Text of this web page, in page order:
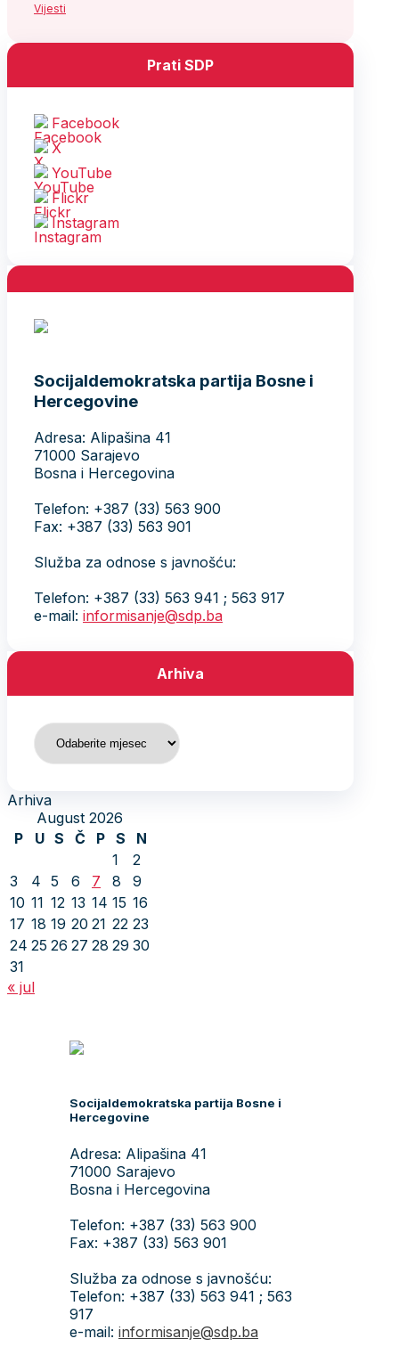
Vijesti
Prati SDP
Facebook
X
YouTube
Flickr
Instagram
Socijaldemokratska partija Bosne i
Hercegovine
Adresa: Alipašina 41
71000 Sarajevo
Bosna i Hercegovina
Telefon: +387 (33) 563 900
Fax: +387 (33) 563 901
Služba za odnose s javnošću:
Telefon: +387 (33) 563 941 ; 563 917
e-mail: informisanje@sdp.ba
Arhiva
Arhiva
Arhiva
August 2026
P
U S Č P S
N
1
2
3
4 5 6 7 8
9
10 11 12 13 14 15 16
17 18 19 20 21 22 23
24 25 26 27 28 29 30
31
« jul
Socijaldemokratska partija Bosne i
Hercegovine
Adresa: Alipašina 41
71000 Sarajevo
Bosna i Hercegovina
Telefon: +387 (33) 563 900
Fax: +387 (33) 563 901
Služba za odnose s javnošću:
Telefon: +387 (33) 563 941 ; 563
917
e-mail: informisanje@sdp.ba